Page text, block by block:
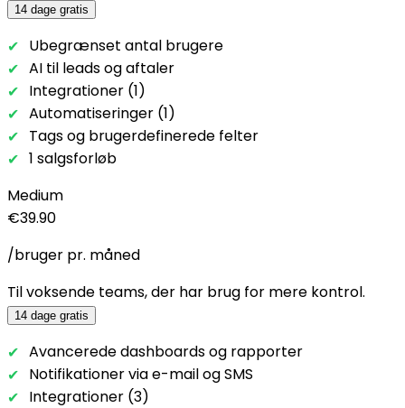
14 dage gratis
Ubegrænset antal brugere
AI til leads og aftaler
Integrationer (1)
Automatiseringer (1)
Tags og brugerdefinerede felter
1 salgsforløb
Medium
€39.90
/bruger pr. måned
Til voksende teams, der har brug for mere kontrol.
14 dage gratis
Avancerede dashboards og rapporter
Notifikationer via e-mail og SMS
Integrationer (3)